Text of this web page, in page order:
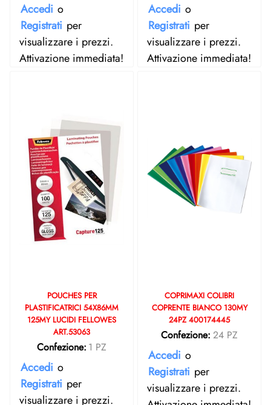
Accedi o
Registrati per
visualizzare i prezzi.
Attivazione immediata!
Accedi o
Registrati per
visualizzare i prezzi.
Attivazione immediata!
POUCHES PER
PLASTIFICATRICI 54X86MM
125MY LUCIDI FELLOWES
ART.53063
Confezione: 1 PZ
Accedi o
Registrati per
visualizzare i prezzi.
COPRIMAXI COLIBRI
COPRENTE BIANCO 130MY
24PZ 400174445
Confezione: 24 PZ
Accedi o
Registrati per
visualizzare i prezzi.